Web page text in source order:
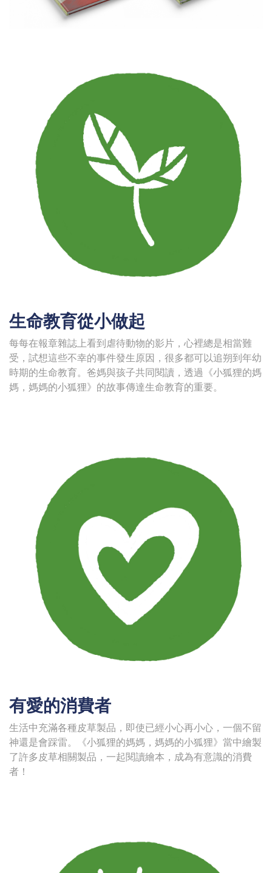
生命教育從小做起
每每在報章雜誌上看到虐待動物的影片，心裡總是相當難
受，試想這些不幸的事件發生原因，很多都可以追朔到年幼
時期的生命教育。爸媽與孩子共同閱讀，透過《小狐狸的媽
媽，媽媽的小狐狸》的故事傳達生命教育的重要。
有愛的消費者
生活中充滿各種皮草製品，即使已經小心再小心，一個不留
神還是會踩雷。《小狐狸的媽媽，媽媽的小狐狸》當中繪製
了許多皮草相關製品，一起閱讀繪本，成為有意識的消費
者！